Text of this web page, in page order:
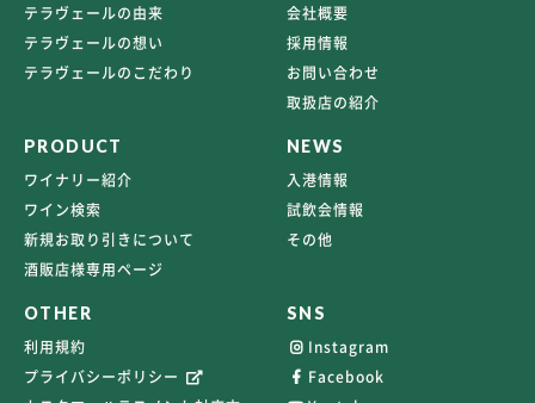
テラヴェールの由来
テラヴェールの想い
テラヴェールのこだわり
会社概要
採用情報
お問い合わせ
取扱店の紹介
PRODUCT
ワイナリー紹介
ワイン検索
新規お取り引きについて
酒販店様専用ページ
NEWS
入港情報
試飲会情報
その他
OTHER
利用規約
プライバシーポリシー
SNS
Instagram
Facebook